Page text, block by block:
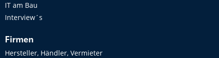
IT am Bau
Interview´s
Firmen
Hersteller, Händler, Vermieter